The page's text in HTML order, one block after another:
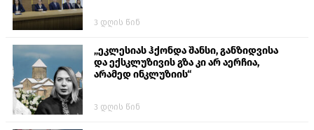
3 დღის წინ
„ეკლესიას ჰქონდა შანსი, განზიდვისა
და ექსკლუზივის გზა კი არ აერჩია,
არამედ ინკლუზიის“
3 დღის წინ